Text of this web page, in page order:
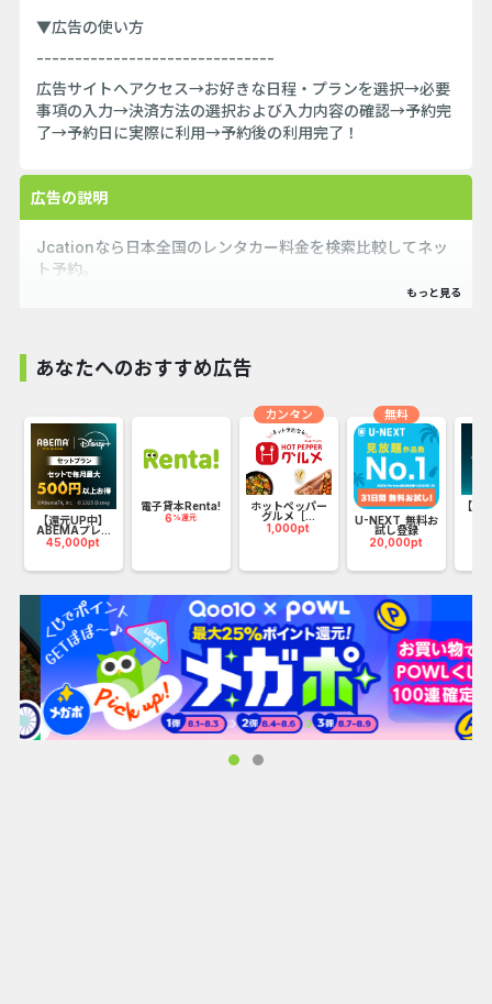
▼広告の使い方
-------------------------------
広告サイトへアクセス→お好きな日程・プランを選択→必要
事項の入力→決済方法の選択および入力内容の確認→予約完
了→予約日に実際に利用→予約後の利用完了！
広告の説明
Jcationなら日本全国のレンタカー料金を検索比較してネッ
ト予約。
近くのレンタカー会社を一括検索できます。WEB限定で値段
あなたへのおすすめ広告
【還元UP中】
ABEMAプレ...
45,000pt
電子貸本Renta!
6 %還元
ホットペッパー
グルメ［...
1,000pt
カンタン
U-NEXT_無料お
試し登録
20,000pt
無料
【